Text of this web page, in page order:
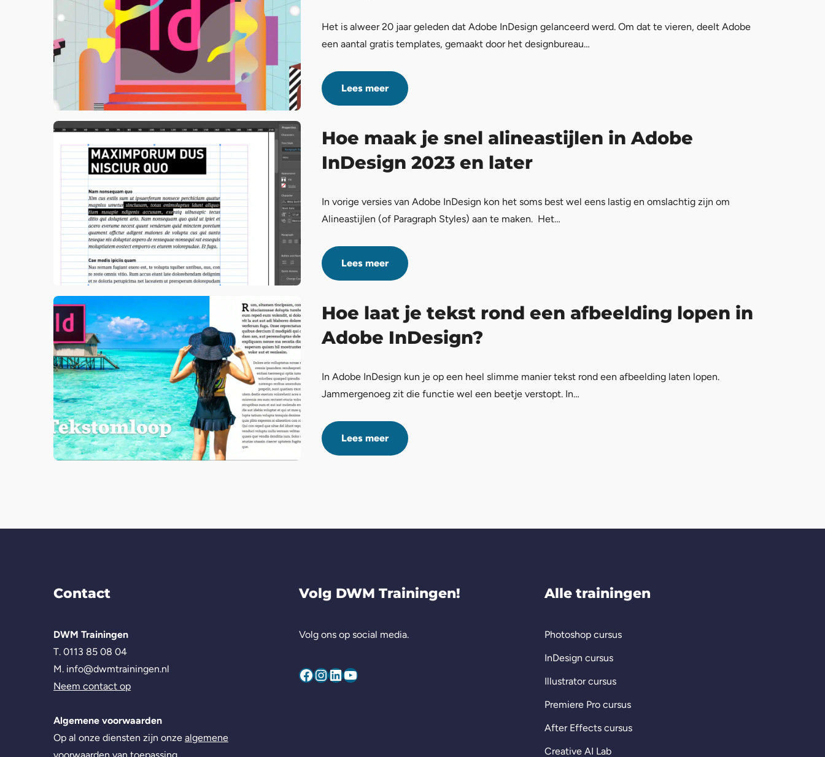
Het is alweer 20 jaar geleden dat Adobe InDesign gelanceerd werd. Om dat te vieren, deelt Adobe
een aantal gratis templates, gemaakt door het designbureau…
Lees meer
Hoe maak je snel alineastijlen in Adobe
InDesign 2023 en later
In vorige versies van Adobe InDesign kon het soms best wel eens lastig en omslachtig zijn om
Alineastijlen (of Paragraph Styles) aan te maken. Het…
Lees meer
Hoe laat je tekst rond een afbeelding lopen in
Adobe InDesign?
In Adobe InDesign kun je op een heel slimme manier tekst rond een afbeelding laten lopen.
Jammergenoeg zit die functie wel een beetje verstopt. In…
Lees meer
Contact
DWM Trainingen
T. 0113 85 08 04
M. info@dwmtrainingen.nl
Neem contact op
Algemene voorwaarden
Op al onze diensten zijn onze algemene
Volg DWM Trainingen!
Volg ons op social media.
Alle trainingen
Photoshop cursus
InDesign cursus
Illustrator cursus
Premiere Pro cursus
After Effects cursus
Creative AI Lab